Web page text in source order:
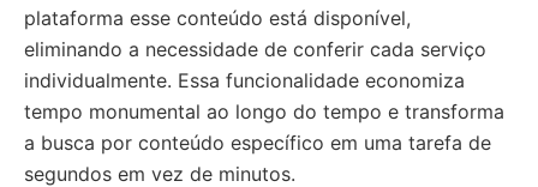
plataforma esse conteúdo está disponível,
eliminando a necessidade de conferir cada serviço
individualmente. Essa funcionalidade economiza
tempo monumental ao longo do tempo e transforma
a busca por conteúdo específico em uma tarefa de
segundos em vez de minutos.